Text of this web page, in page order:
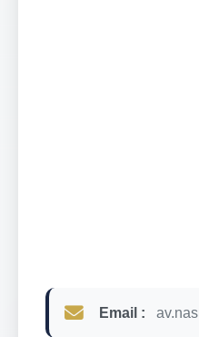
Email :